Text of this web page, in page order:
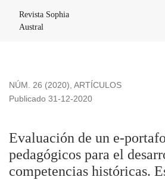
Revista Sophia
Austral
NÚM. 26 (2020), ARTÍCULOS
Evaluación de un e-
pedagógicos para el
competencias históricas.
Publicado 31-12-2020